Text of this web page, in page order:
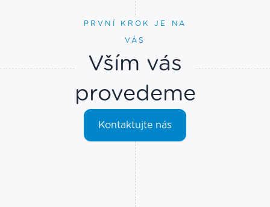
PRVNÍ KROK JE NA
VÁS
Vším vás
provedeme
Kontaktujte nás